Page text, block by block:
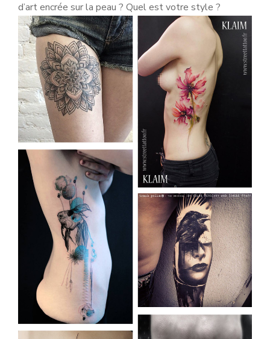
d’art encrée sur la peau ? Quel est votre style ?